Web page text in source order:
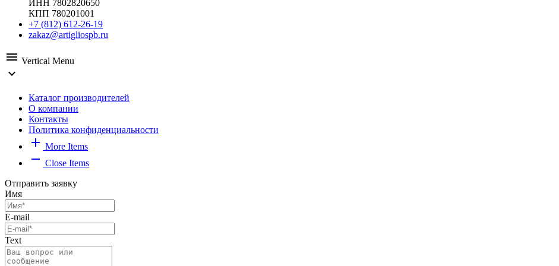
ИНН 7802820650
КПП 780201001
+7 (812) 612-26-19
zakaz@artigliospb.ru
menu Vertical Menu
expand_more
Каталог производителей
О компании
Контакты
Политика конфиденциальности
add More Items
remove Close Items
Отправить заявку
Имя
E-mail
Text